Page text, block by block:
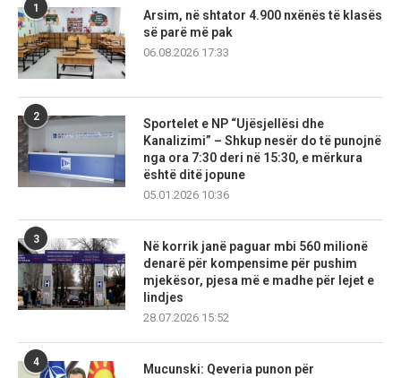
1
Arsim, në shtator 4.900 nxënës të klasës
së parë më pak
06.08.2026 17:33
2
Sportelet e NP “Ujësjellësi dhe
Kanalizimi” – Shkup nesër do të punojnë
nga ora 7:30 deri në 15:30, e mërkura
është ditë jopune
05.01.2026 10:36
3
Në korrik janë paguar mbi 560 milionë
denarë për kompensime për pushim
mjekësor, pjesa më e madhe për lejet e
lindjes
28.07.2026 15:52
4
Mucunski: Qeveria punon për